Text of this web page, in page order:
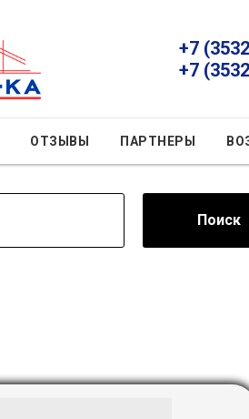
+7
+7
ОТЗЫВЫ ПАРТНЕРЫ
Поиск